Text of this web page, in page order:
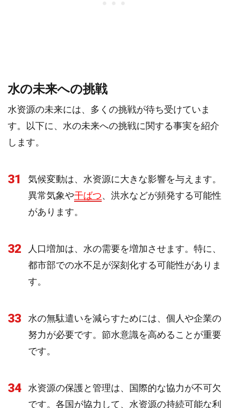
水の未来への挑戦
水资源の未来には、多くの挑戦が待ち受けていま
す。以下に、水の未来への挑戦に関する事実を紹介
します。
31
気候変動は、水资源に大きな影響を与えます。
異常気象や干ばつ、洪水などが頻発する可能性
があります。
32
人口増加は、水の需要を増加させます。特に、
都市部での水不足が深刻化する可能性がありま
す。
33
水の無駄遣いを減らすためには、個人や企業の
努力が必要です。節水意識を高めることが重要
です。
34
水资源の保護と管理は、国際的な協力が不可欠
です。各国が協力して、水资源の持続可能な利